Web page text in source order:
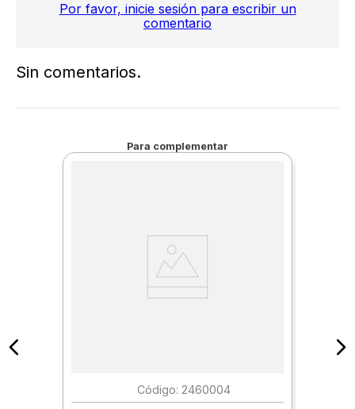
Por favor, inicie sesión para escribir un
comentario
Sin comentarios.
Para complementar
: 2460004